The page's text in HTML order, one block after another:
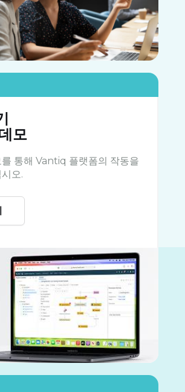
모
통해 Vantiq 플랫폼의 작동을
오.